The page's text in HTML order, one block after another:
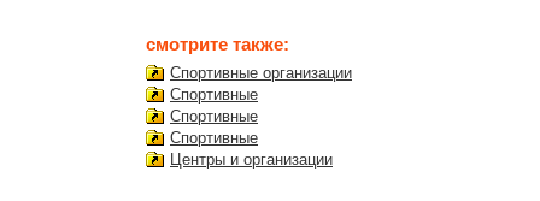
смотрите также:
Спортивные организации
Спортивные
Спортивные
Спортивные
Центры и организации